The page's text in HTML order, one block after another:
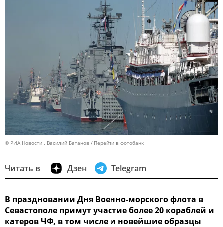
© РИА Новости . Василий Батанов Перейти в фотобанк
Читать в Дзен Telegram
В праздновании Дня Военно-морского флота в
Севастополе примут участие более 20 кораблей и
катеров ЧФ, в том числе и новейшие образцы